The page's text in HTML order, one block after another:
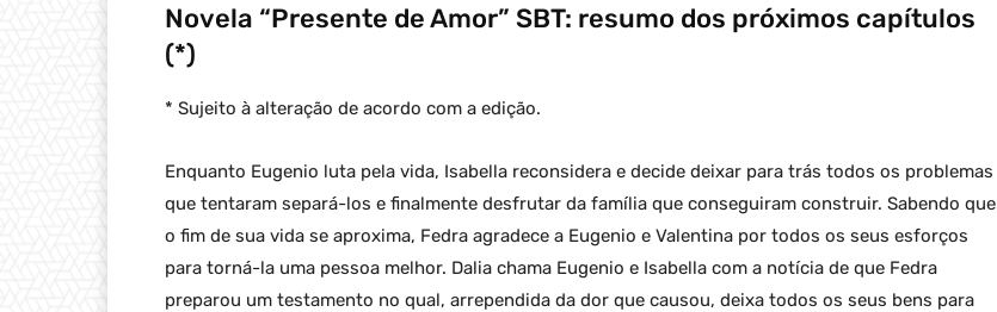
Novela “Presente de Amor” SBT: resumo dos próximos capítulos
(*)
* Sujeito à alteração de acordo com a edição.
Enquanto Eugenio luta pela vida, Isabella reconsidera e decide deixar para trás todos os problemas
que tentaram separá-los e finalmente desfrutar da família que conseguiram construir. Sabendo que
o fim de sua vida se aproxima, Fedra agradece a Eugenio e Valentina por todos os seus esforços
para torná-la uma pessoa melhor. Dalia chama Eugenio e Isabella com a notícia de que Fedra
preparou um testamento no qual, arrependida da dor que causou, deixa todos os seus bens para